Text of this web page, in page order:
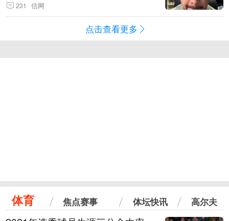
231 信网
点击查看更多
体育 焦点赛事 体坛快讯 高尔夫